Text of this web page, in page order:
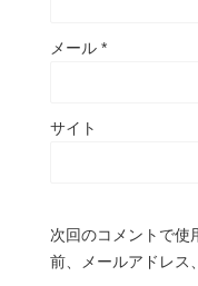
メール *
サイト
次回のコメントで使
前、メールアドレス